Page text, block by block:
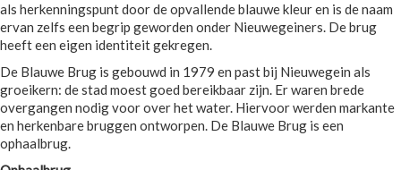
als herkenningspunt door de opvallende blauwe kleur en is de naam
ervan zelfs een begrip geworden onder Nieuwegeiners. De brug
heeft een eigen identiteit gekregen.
De Blauwe Brug is gebouwd in 1979 en past bij Nieuwegein als
groeikern: de stad moest goed bereikbaar zijn. Er waren brede
overgangen nodig voor over het water. Hiervoor werden markante
en herkenbare bruggen ontworpen. De Blauwe Brug is een
ophaalbrug.